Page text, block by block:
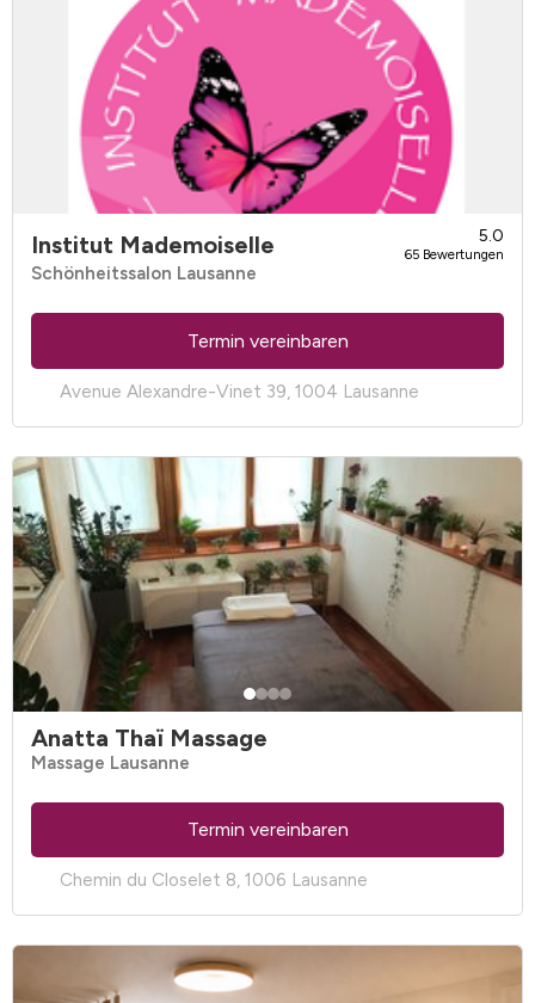
Institut Mademoiselle 5.0
65 Bewertungen
Schönheitssalon Lausanne
Avenue Alexandre-Vinet 39, 1004 Lausanne
Termin vereinbaren
Anatta Thaï Massage
Massage Lausanne
Chemin du Closelet 8, 1006 Lausanne
Termin vereinbaren